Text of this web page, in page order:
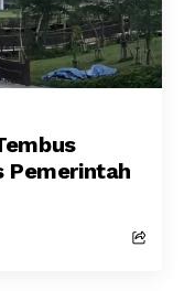
Pemerintah